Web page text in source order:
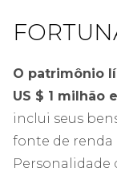
O patrimônio
US $ 1 milhão
inclui seus
fonte de renda
Personalidade